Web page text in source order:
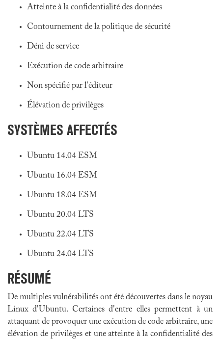
Atteinte à la confidentialité des données
Contournement de la politique de sécurité
Déni de service
Exécution de code arbitraire
Non spécifié par l'éditeur
Élévation de privilèges
SYSTÈMES AFFECTÉS
Ubuntu 14.04 ESM
Ubuntu 16.04 ESM
Ubuntu 18.04 ESM
Ubuntu 20.04 LTS
Ubuntu 22.04 LTS
Ubuntu 24.04 LTS
RÉSUMÉ
De multiples vulnérabilités ont été découvertes dans le noyau
Linux d'Ubuntu. Certaines d'entre elles permettent à un
attaquant de provoquer une exécution de code arbitraire, une
élévation de privilèges et une atteinte à la confidentialité des